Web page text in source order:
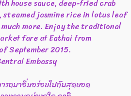
house sauce, deep-fried crab
steamed jasmine rice in lotus leaf
much more. Enjoy the traditional
fare at Eathai from
September 2015.
Embassy
รถมาอิ่มอร่อยไปกับสุดยอด